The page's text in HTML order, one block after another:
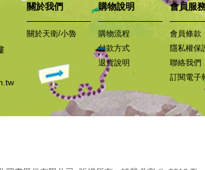
關於我們
關於天衛/小魯
購物說明
購物流程
付款方式
退貨說明
會員服
會員條款
隱私權保
聯絡我們
訂閱電子